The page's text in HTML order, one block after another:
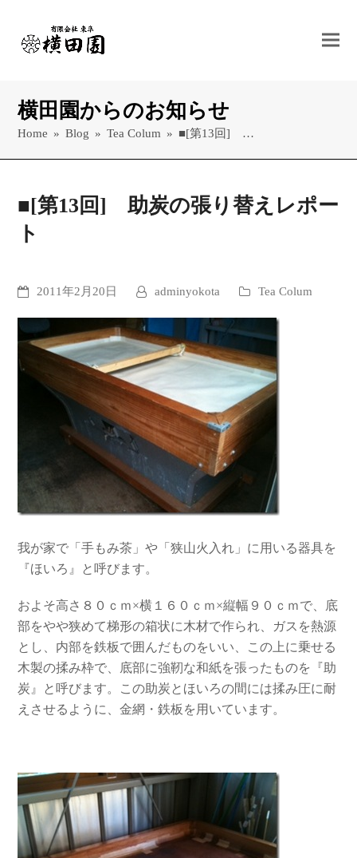
横田園からのお知らせ
Home » Blog » Tea Colum » ■[第13回] …
■[第13回] 助炭の張り替えレポー
ト
2011年2月20日 adminyokota Tea Colum
我が家で「手もみ茶」や「狭山火入れ」に用いる器具を
『ほいろ』と呼びます。
およそ高さ８０ｃｍ×横１６０ｃｍ×縦幅９０ｃｍで、底
部をやや狭めて梯形の箱状に木材で作られ、ガスを熱源
とし、内部を鉄板で囲んだものをいい、この上に乗せる
木製の揉み枠で、底部に強靭な和紙を張ったものを『助
炭』と呼びます。この助炭とほいろの間には揉み圧に耐
えさせるように、金網・鉄板を用いています。